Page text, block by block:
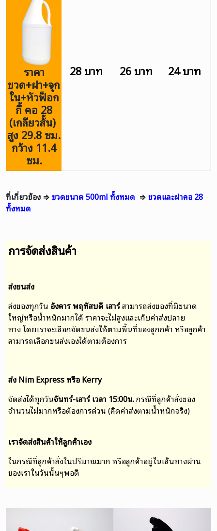
ราคา
ขวด+ฝา+จุก
ใน+หัวฟ็อก
กี้ คอ 28
(เกลียวสั้น)
สูง 29.8 ซม.
กว้าง 11.4
ซม.
28 บาท 26 บาท 24 บาท
ที่เกี่ยวข้อง ⇒ขวดขนาด 500ml ทั้งหมด ⇒ขวดและฝาคอ 28
ทั้งหมด
การจัดส่งสินค้า
ส่งขนส่ง
ส่งของทุกวัน อังคาร พฤหัสบดี เสาร์สามารถส่งของที่มีขนาด
ใหญ่หรือน้ำหนักมากได้ ราคาจะไม่สูงและเก็บค่าส่งปลาย
ทางโดยเราจะเลือกจัดขนส่งให้ตามพื้นที่ของลูกกค้า หรือลูกค้า
สามารถเลือกขนส่งเองได้ตามต้องการ
ส่ง Nim Express หรือ Kerry
จัดส่งได้ทุกวันจันทร์-เสาร์ เวลา 15:00น.กรณีที่ลูกค้าสั่งของ
จำนวนไม่มากหรือต้องการด่วน (คิดค่าส่งตามน้ำหนักจริง)
เราจัดส่งสินค้าให้ลูกค้าเอง
ในกรณีที่ลูกค้าสั่งในปริมาณมาก หรือลูกค้าอยู่ในเส้นทางผ่าน
ของเราในวันนั้นๆพอดี